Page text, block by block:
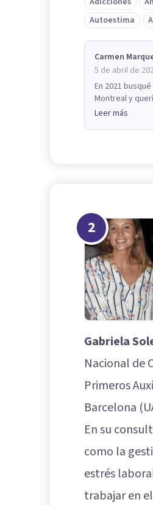
Autoestima
Carmen
5 de abril de
En 2021
Montreal y
Leer más
2
Gabriela
Nacional de
Primeros
Barcelona
En su
como la
estrés
trabajar en